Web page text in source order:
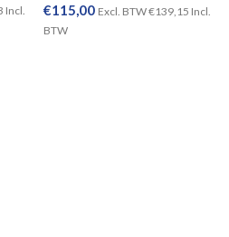
Incl.
€115,00 Excl. BTW€139,15 Incl.
BTW